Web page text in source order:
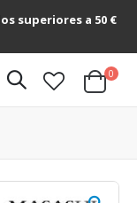
superiores a 50 €
Cart
0